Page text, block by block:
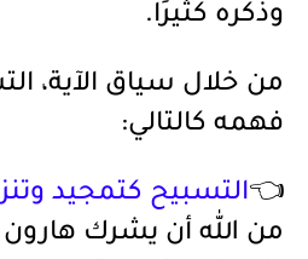
وذكره كثيرًا.
من خلال سياق الآية،
فهمه كالتالي:
👈التسبيح كتمجيد
من الله أن يشرك